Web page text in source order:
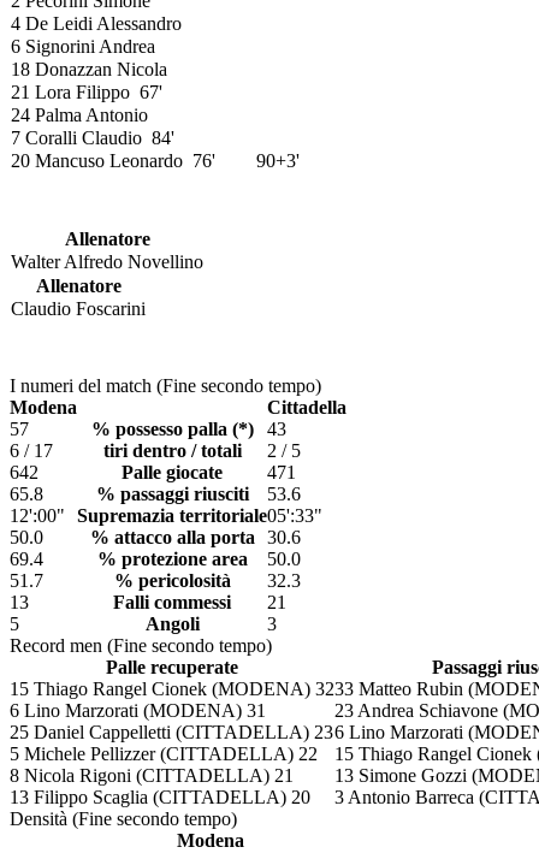
4 De Leidi Alessandro
6 Signorini Andrea
18 Donazzan Nicola
21 Lora Filippo 67'
24 Palma Antonio
7 Coralli Claudio 84'
20 Mancuso Leonardo 76' 90+3'
Allenatore
Walter Alfredo Novellino
Allenatore
Claudio Foscarini
I numeri del match (Fine secondo tempo)
Modena
Cittadella
57
% possesso palla (*)
43
6 / 17
tiri dentro / totali
2 / 5
642
Palle giocate
471
65.8
% passaggi riusciti
53.6
12':00"
Supremazia territoriale05':33"
50.0
% attacco alla porta
30.6
69.4
% protezione area
50.0
51.7
% pericolosità
32.3
13
Falli commessi
21
5
Angoli
3
Record men (Fine secondo tempo)
Palle recuperate
Passaggi
15 Thiago Rangel Cionek (MODENA) 3233 Matteo Rubin
6 Lino Marzorati (MODENA) 31
23 Andrea Schiavone
25 Daniel Cappelletti (CITTADELLA) 236 Lino Marzorati
5 Michele Pellizzer (CITTADELLA) 22
15 Thiago Rangel
8 Nicola Rigoni (CITTADELLA) 21
13 Simone Gozzi
13 Filippo Scaglia (CITTADELLA) 20
3 Antonio Barreca
Densità (Fine secondo tempo)
Modena